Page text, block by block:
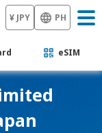
¥ JPY PH
eSIM